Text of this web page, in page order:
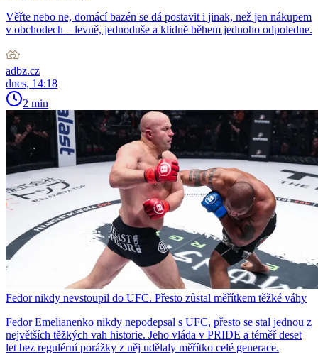
Věřte nebo ne, domácí bazén se dá postavit i jinak, než jen nákupem
v obchodech – levně, jednoduše a klidně během jednoho odpoledne.
adbz.cz
dnes, 14:18
2 min
Fedor nikdy nevstoupil do UFC. Přesto zůstal měřítkem těžké váhy
Fedor Emelianenko nikdy nepodepsal s UFC, přesto se stal jednou z
největších těžkých vah historie. Jeho vláda v PRIDE a téměř deset
let bez regulérní porážky z něj udělaly měřítko celé generace.